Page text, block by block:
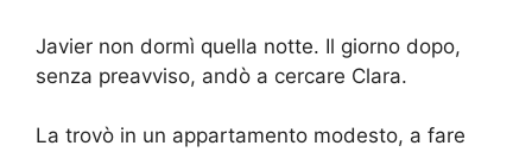
Javier non dormì quella notte. Il giorno dopo,
senza preavviso, andò a cercare Clara.
La trovò in un appartamento modesto, a fare